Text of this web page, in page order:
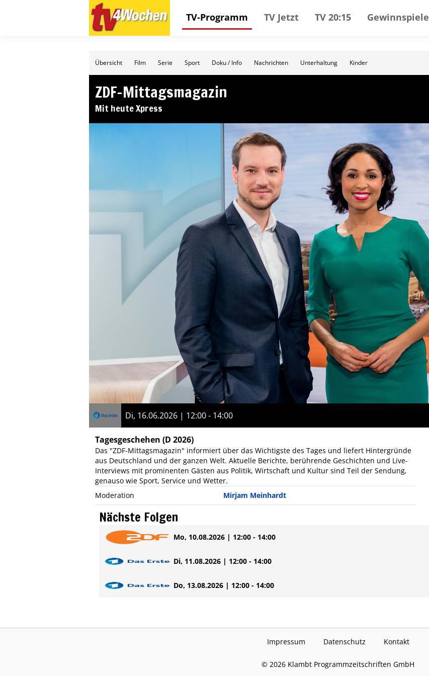
TV-Programm TV Jetzt TV 20:15 Gewinnspiele
Übersicht Film Serie Sport Doku / Info Nachrichten Unterhaltung Kinder
ZDF-Mittagsmagazin
Mit heute Xpress
Di, 16.06.2026 | 12:00 - 14:00
Tagesgeschehen (D 2026)
Das "ZDF-Mittagsmagazin" informiert über das Wichtigste des Tages und liefert Hintergründe
aus Deutschland und der ganzen Welt. Aktuelle Berichte, berührende Geschichten und Live-
Interviews mit prominenten Gästen aus Politik, Wirtschaft und Kultur sind Teil der Sendung,
genauso wie Sport, Service und Wetter.
Moderation
Mirjam Meinhardt
Nächste Folgen
Mo, 10.08.2026 | 12:00 - 14:00
Di, 11.08.2026 | 12:00 - 14:00
Do, 13.08.2026 | 12:00 - 14:00
Impressum Datenschutz Kontakt
© 2026 Klambt Programmzeitschriften GmbH